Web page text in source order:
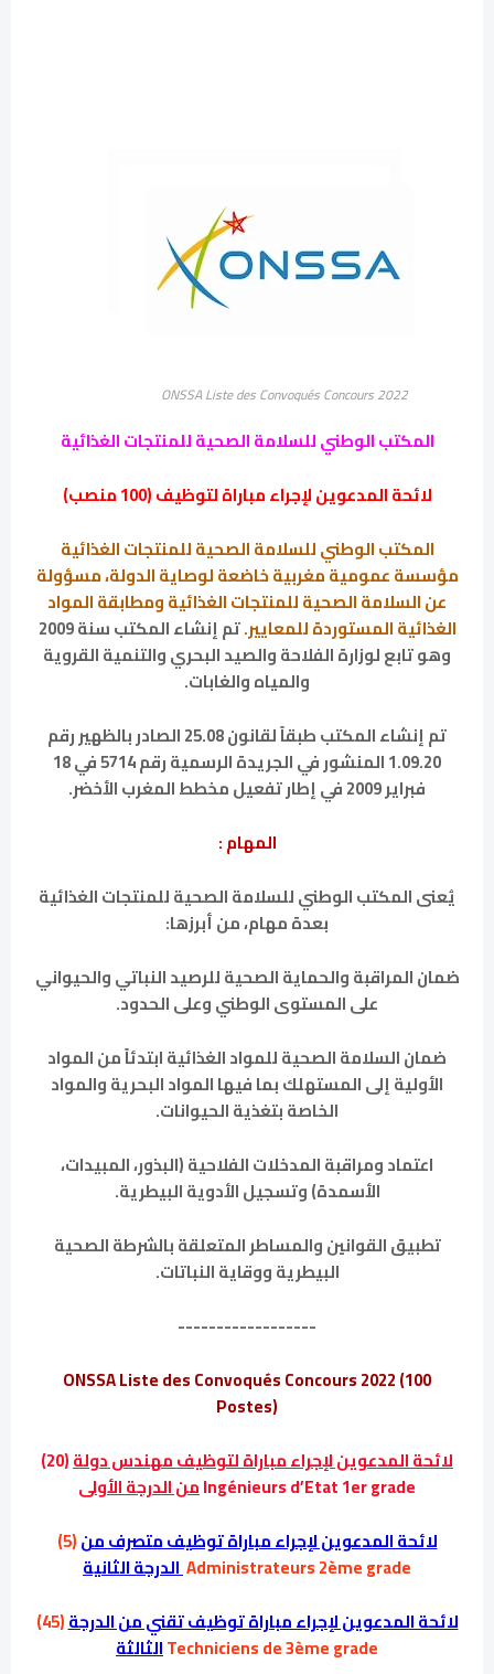
ONSSA Liste des Convoqués Concours 2022
المكتب الوطني للسلامة الصحية للمنتجات الغذائية
لائحة المدعوين لإجراء مباراة لتوظيف (100 منصب)
المكتب الوطني للسلامة الصحية للمنتجات الغذائية
مؤسسة عمومية مغربية خاضعة لوصاية الدولة، مسؤولة
عن السلامة الصحية للمنتجات الغذائية ومطابقة المواد
الغذائية المستوردة للمعايير.
تم إنشاء المكتب سنة 2009
وهو تابع لوزارة الفلاحة والصيد البحري والتنمية القروية
والمياه والغابات.
تم إنشاء المكتب طبقاً لقانون 25.08 الصادر بالظهير رقم
1.09.20 المنشور في الجريدة الرسمية رقم 5714 في 18
فبراير 2009 في إطار تفعيل مخطط المغرب الأخضر.
المهام :
يُعنى المكتب الوطني للسلامة الصحية للمنتجات الغذائية
بعدة مهام، من أبرزها:
ضمان المراقبة والحماية الصحية للرصيد النباتي والحيواني
على المستوى الوطني وعلى الحدود.
ضمان السلامة الصحية للمواد الغذائية ابتدئاً من المواد
الأولية إلى المستهلك بما فيها المواد البحرية والمواد
الخاصة بتغذية الحيوانات.
اعتماد ومراقبة المدخلات الفلاحية (البذور، المبيدات،
الأسمدة) وتسجيل الأدوية البيطرية.
تطبيق القوانين والمساطر المتعلقة بالشرطة الصحية
البيطرية ووقاية النباتات.
------------------
ONSSA Liste des Convoqués Concours 2022 (100
Postes)
(20)لائحة المدعوين لإجراء مباراة لتوظيف مهندس دولة
من الدرجة الأولىIngénieurs d’Etat 1er grade
(5)لائحة المدعوين لإجراء مباراة توظيف متصرف من
الدرجة الثانيةAdministrateurs 2ème grade
(45)لائحة المدعوين لإجراء مباراة توظيف تقني من الدرجة
الثالثةTechniciens de 3ème grade